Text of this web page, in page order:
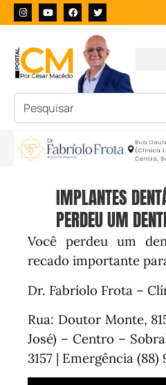
IMPLANTES
PERDEU UM
Você perdeu um
recado importante
Dr. Fabríolo Frota –
Rua: Doutor Monte,
José) – Centro –
3157 | Emergência (88)